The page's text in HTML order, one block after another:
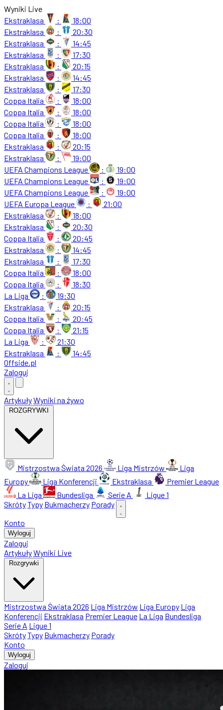
Wyniki Live
Ekstraklasa
:
18:00
Ekstraklasa
:
20:30
Ekstraklasa
:
14:45
Ekstraklasa
:
17:30
Ekstraklasa
:
20:15
Ekstraklasa
:
14:45
Ekstraklasa
:
17:30
Coppa Italia
:
18:00
Coppa Italia
:
18:00
Coppa Italia
:
18:00
Coppa Italia
:
18:00
Ekstraklasa
:
20:15
Ekstraklasa
:
19:00
UEFA Champions League
:
19:00
UEFA Champions League
:
19:00
UEFA Champions League
:
19:00
UEFA Europa League
:
21:00
Ekstraklasa
:
18:00
Ekstraklasa
:
20:30
Coppa Italia
:
20:45
Ekstraklasa
:
14:45
Ekstraklasa
:
17:30
Coppa Italia
:
18:00
Coppa Italia
:
18:30
La Liga
:
19:30
Ekstraklasa
:
20:15
Coppa Italia
:
20:45
Coppa Italia
:
21:15
La Liga
:
21:30
Ekstraklasa
:
14:45
Offside.pl
Zaloguj
ArtykułyWyniki na żywo
ROZGRYWKI
Mistrzostwa Świata 2026 Liga Mistrzów
Liga
Europy
Liga Konferencji Ekstraklasa
Premier League
La Liga
Bundesliga Serie A
Ligue 1
SkrótyTypy Bukmacherzy Porady
Konto
Wyloguj
Zaloguj
ArtykułyWyniki Live
Rozgrywki
Mistrzostwa Świata 2026 Liga Mistrzów Liga Europy Liga
Konferencji Ekstraklasa Premier League La Liga Bundesliga
Serie A Ligue 1
SkrótyTypy Bukmacherzy Porady
Konto
Wyloguj
Zaloguj